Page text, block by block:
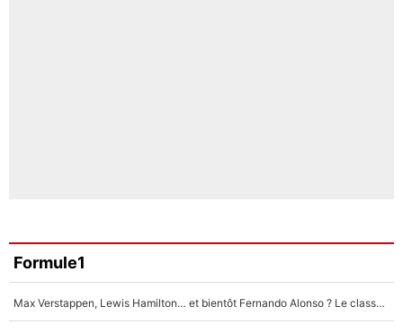
Formule1
Max Verstappen, Lewis Hamilton… et bientôt Fernando Alonso ? Le classement des pilotes les mieux payés en Formule 1 risque de changer !